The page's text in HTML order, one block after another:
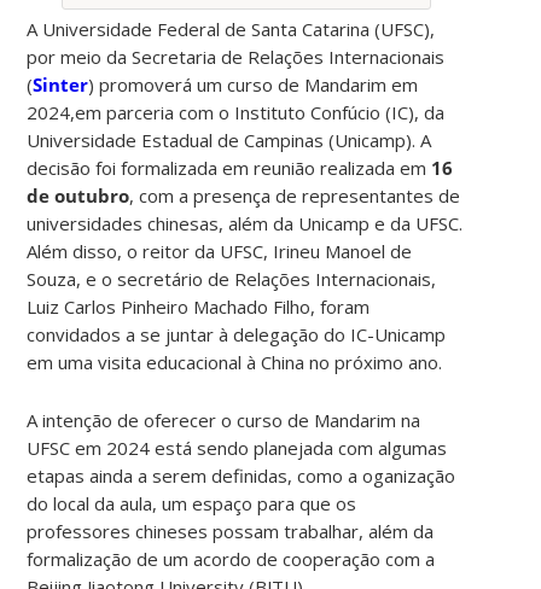
A Universidade Federal de Santa Catarina (UFSC),
por meio da Secretaria de Relações Internacionais
(Sinter) promoverá um curso de Mandarim em
2024,em parceria com o Instituto Confúcio (IC), da
Universidade Estadual de Campinas (Unicamp). A
decisão foi formalizada em reunião realizada em 16
de outubro, com a presença de representantes de
universidades chinesas, além da Unicamp e da UFSC.
Além disso, o reitor da UFSC, Irineu Manoel de
Souza, e o secretário de Relações Internacionais,
Luiz Carlos Pinheiro Machado Filho, foram
convidados a se juntar à delegação do IC-Unicamp
em uma visita educacional à China no próximo ano.
A intenção de oferecer o curso de Mandarim na
UFSC em 2024 está sendo planejada com algumas
etapas ainda a serem definidas, como a oganização
do local da aula, um espaço para que os
professores chineses possam trabalhar, além da
formalização de um acordo de cooperação com a